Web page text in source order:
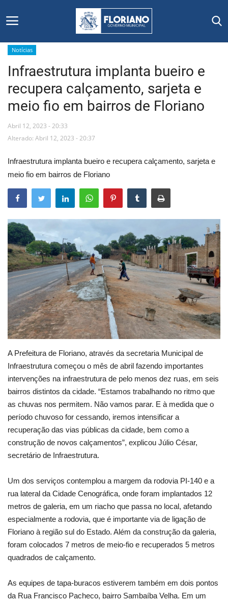
Início
Editais
Floriano
Mural de Licitações
Notícias
Vídeos
Webmail
Contato
Notícias
Infraestrutura implanta bueiro e
recupera calçamento, sarjeta e
meio fio em bairros de Floriano
Abril 12, 2023 - 20:33
Alterado: Abril 12, 2023 - 20:37
Infraestrutura implanta bueiro e recupera calçamento, sarjeta e
meio fio em bairros de Floriano
A Prefeitura de Floriano, através da secretaria Municipal de
Infraestrutura começou o mês de abril fazendo importantes
intervenções na infraestrutura de pelo menos dez ruas, em seis
bairros distintos da cidade. “Estamos trabalhando no ritmo que
as chuvas nos permitem. Não vamos parar. E à medida que o
período chuvoso for cessando, iremos intensificar a
recuperação das vias públicas da cidade, bem como a
construção de novos calçamentos”, explicou Júlio César,
secretário de Infraestrutura.
Um dos serviços contemplou a margem da rodovia PI-140 e a
rua lateral da Cidade Cenográfica, onde foram implantados 12
metros de galeria, em um riacho que passa no local, afetando
especialmente a rodovia, que é importante via de ligação de
Floriano à região sul do Estado. Além da construção da galeria,
foram colocados 7 metros de meio-fio e recuperados 5 metros
quadrados de calçamento.
As equipes de tapa-buracos estiverem também em dois pontos
da Rua Francisco Pacheco, bairro Sambaíba Velha. Em um